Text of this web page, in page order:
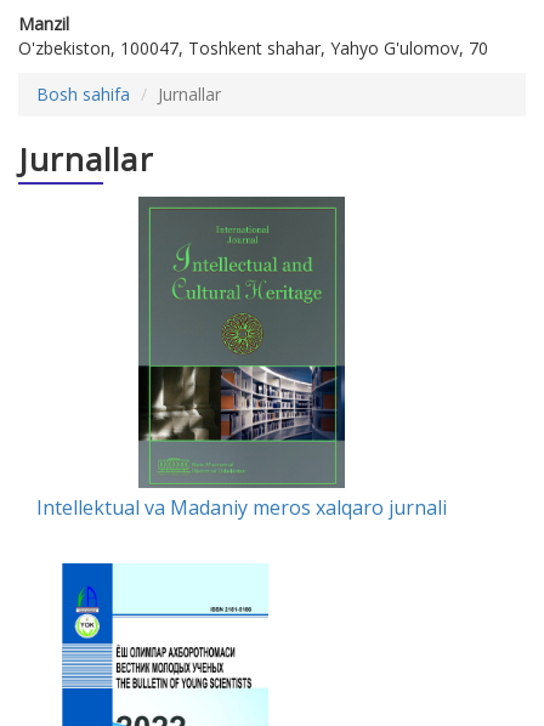
Manzil
O'zbekiston, 100047, Toshkent shahar, Yahyo G'ulomov, 70
Bosh sahifa
Jurnallar
Jurnallar
Intellektual va Madaniy meros xalqaro jurnali